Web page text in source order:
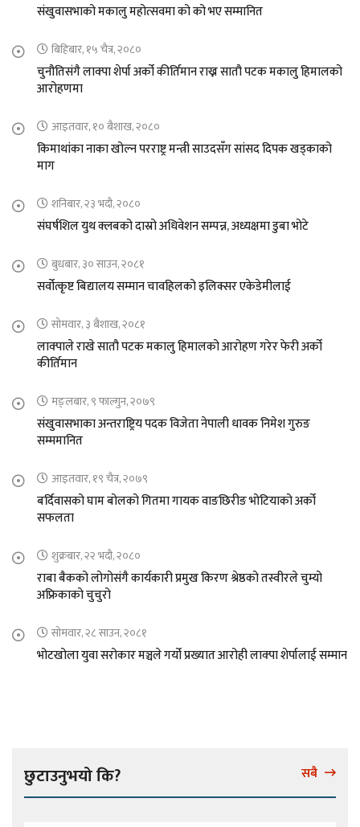
संखुवासभाको मकालु महोत्सवमा को को भए सम्मानित
बिहिबार, १५ चैत्र, २०८०
चुनौतिसंगै लाक्पा शेर्पा अर्को कीर्तिमान राख्न सातौ पटक मकालु हिमालको
आरोहणमा
आइतवार, १० बैशाख, २०८०
किमाथांका नाका खोल्न परराष्ट्र मन्त्री साउदसँग सांसद दिपक खड्काको
माग
शनिबार, २३ भदौ, २०८०
संघर्षशिल युथ क्लबको दास्रो अधिवेशन सम्पन्न, अध्यक्षमा डुबा भोटे
बुधबार, ३० साउन, २०८१
सर्वोत्कृष्ट बिद्यालय सम्मान चावहिलको इलिक्सर एकेडेमीलाई
सोमवार, ३ बैशाख, २०८१
लाक्पाले राखे सातौ पटक मकालु हिमालको आरोहण गरेर फेरी अर्को
कीर्तिमान
मङ्लबार, ९ फाल्गुन, २०७९
संखुवासभाका अन्तराष्ट्रिय पदक विजेता नेपाली धावक निमेश गुरुङ
सम्ममानित
आइतवार, १९ चैत्र, २०७९
बर्दिवासको घाम बोलको गितमा गायक वाङछिरीङ भोटियाको अर्को
सफलता
शुक्रबार, २२ भदौ, २०८०
राबा बैकको लोगोसंगै कार्यकारी प्रमुख किरण श्रेष्ठको तस्वीरले चुम्यो
अफ्रिकाको चुचुरो
सोमवार, २८ साउन, २०८१
भोटखोला युवा सरोकार मञ्चले गर्यो प्रख्यात आरोही लाक्पा शेर्पालाई सम्मान
छुटाउनुभयो कि? सबै